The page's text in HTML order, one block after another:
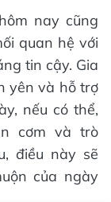
nay cũng
quan hệ với
tin cậy. Gia
yên và hỗ trợ
nếu có thể,
cơm và trò
điều này sẽ
của ngày